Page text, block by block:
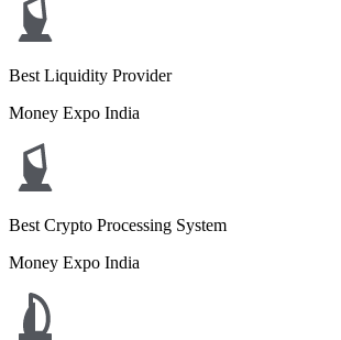
Best Liquidity Provider
Money Expo India
Best Crypto Processing System
Money Expo India